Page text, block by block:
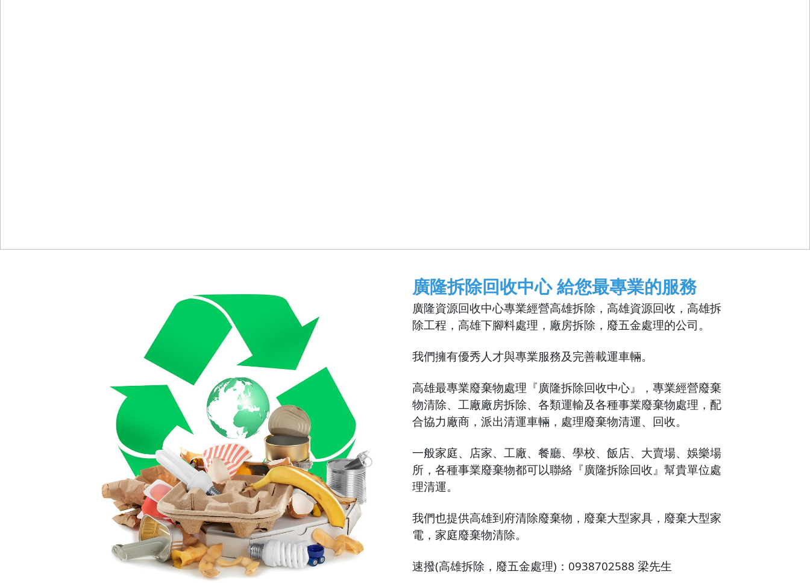
廣隆拆除回收中心 給您最專業的服務
廣隆資源回收中心專業經營高雄拆除，高雄資源回收，高雄拆
除工程，高雄下腳料處理，廠房拆除，廢五金處理的公司。
我們擁有優秀人才與專業服務及完善載運車輛。
高雄最專業廢棄物處理『廣隆拆除回收中心』，專業經營廢棄
物清除、工廠廠房拆除、各類運輸及各種事業廢棄物處理，配
合協力廠商，派出清運車輛，處理廢棄物清運、回收。
一般家庭、店家、工廠、餐廳、學校、飯店、大賣場、娛樂場
所，各種事業廢棄物都可以聯絡『廣隆拆除回收』幫貴單位處
理清運。
我們也提供高雄到府清除廢棄物，廢棄大型家具，廢棄大型家
電，家庭廢棄物清除。
速撥(高雄拆除，廢五金處理)：0938702588 梁先生